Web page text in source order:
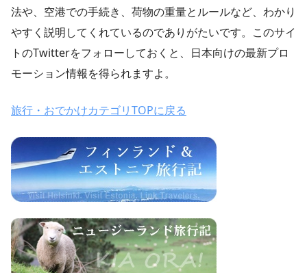
法や、空港での手続き、荷物の重量とルールなど、わかり
やすく説明してくれているのでありがたいです。このサイ
トのTwitterをフォローしておくと、日本向けの最新プロ
モーション情報を得られますよ。
旅行・おでかけカテゴリTOPに戻る